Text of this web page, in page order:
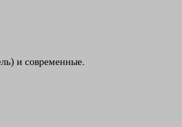
и современные.